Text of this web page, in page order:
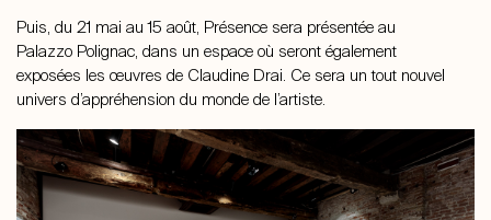
Puis, du 21 mai au 15 août, Présence sera présentée au
Palazzo Polignac, dans un espace où seront également
exposées les œuvres de Claudine Drai. Ce sera un tout nouvel
univers d’appréhension du monde de l’artiste.